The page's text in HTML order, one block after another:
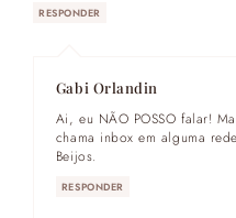
RESPONDER
Gabi Orlandin
Ai, eu NÃO POSSO falar!
chama inbox em alguma
Beijos.
RESPONDER